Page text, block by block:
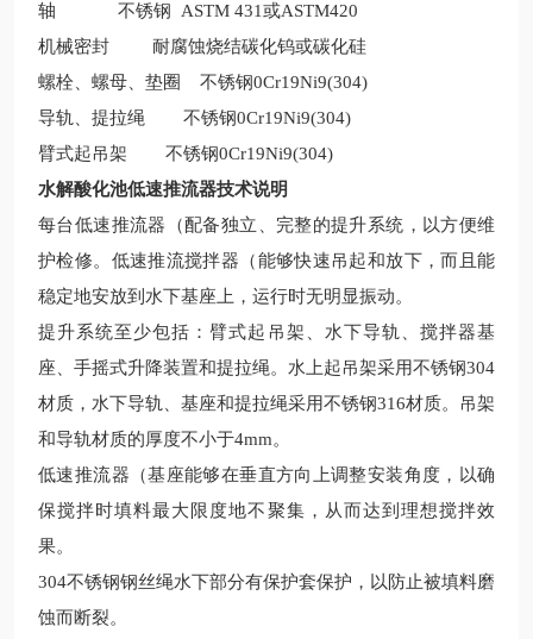
轴
不锈钢 ASTM 431或ASTM420
机械密封
耐腐蚀烧结碳化钨或碳化硅
螺栓、螺母、垫圈
不锈钢0Cr19Ni9(304)
导轨、提拉绳
不锈钢0Cr19Ni9(304)
臂式起吊架
不锈钢0Cr19Ni9(304)
水解酸化池低速推流器技术说明
每台低速推流器（配备独立、完整的提升系统，以方便维
护检修。低速推流搅拌器（能够快速吊起和放下，而且能
稳定地安放到水下基座上，运行时无明显振动。
提升系统至少包括：臂式起吊架、水下导轨、搅拌器基
座、手摇式升降装置和提拉绳。水上起吊架采用不锈钢304
材质，水下导轨、基座和提拉绳采用不锈钢316材质。吊架
和导轨材质的厚度不小于4mm。
低速推流器（基座能够在垂直方向上调整安装角度，以确
保搅拌时填料最大限度地不聚集，从而达到理想搅拌效
果。
304不锈钢钢丝绳水下部分有保护套保护，以防止被填料磨
蚀而断裂。